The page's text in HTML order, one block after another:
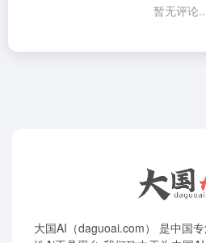
暂无评论
大国AI（daguoai.com） 是中国